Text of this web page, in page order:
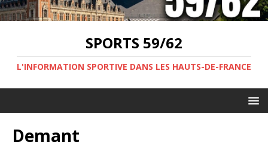
SPORTS 59/62
L'INFORMATION SPORTIVE DANS LES HAUTS-DE-FRANCE
Demant